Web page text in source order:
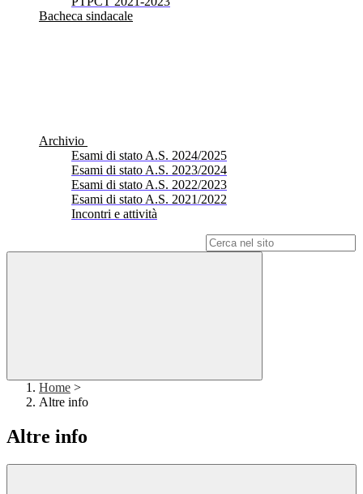
Bacheca sindacale
Archivio
Esami di stato A.S. 2024/2025
Esami di stato A.S. 2023/2024
Esami di stato A.S. 2022/2023
Esami di stato A.S. 2021/2022
Incontri e attività
Home >
Altre info
Altre info